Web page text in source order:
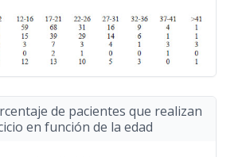
de pacientes que realizan
en función de la edad